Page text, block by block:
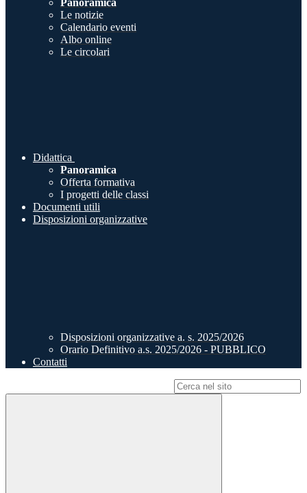
Panoramica
Le notizie
Calendario eventi
Albo online
Le circolari
Didattica
Panoramica
Offerta formativa
I progetti delle classi
Documenti utili
Disposizioni organizzative
Disposizioni organizzative a. s. 2025/2026
Orario Definitivo a.s. 2025/2026 - PUBBLICO
Contatti